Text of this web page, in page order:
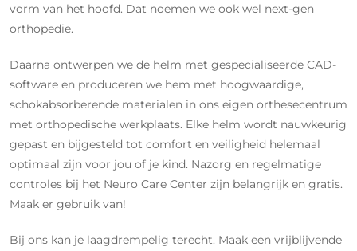
vorm van het hoofd. Dat noemen we ook wel next-gen
orthopedie.
Daarna ontwerpen we de helm met gespecialiseerde CAD-
software en produceren we hem met hoogwaardige,
schokabsorberende materialen in ons eigen orthesecentrum
met orthopedische werkplaats. Elke helm wordt nauwkeurig
gepast en bijgesteld tot comfort en veiligheid helemaal
optimaal zijn voor jou of je kind. Nazorg en regelmatige
controles bij het Neuro Care Center zijn belangrijk en gratis.
Maak er gebruik van!
Bij ons kan je laagdrempelig terecht. Maak een vrijblijvende